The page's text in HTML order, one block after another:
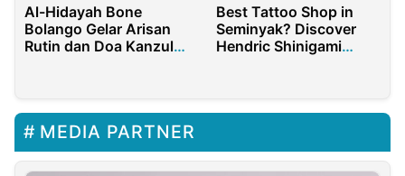
Al-Hidayah Bone
Bolango Gelar Arisan
Rutin dan Doa Kanzul
Best Tattoo Shop in
Seminyak? Discover
Hendric Shinigami
MEDIA PARTNER